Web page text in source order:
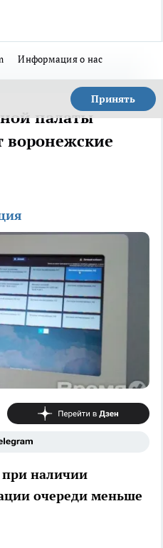
Информация о нас
Принять
палаты
воронежские
наличии
очереди меньше